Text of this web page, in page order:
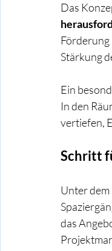
Das
Stärkung
Ein
In den
vertiefen,
Schritt
Unter dem
das